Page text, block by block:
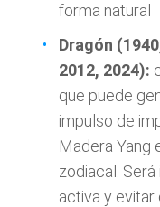
forma natural
Dragón
2012, 2024):
que puede
impulso de
Madera Yang
zodiacal.
activa y